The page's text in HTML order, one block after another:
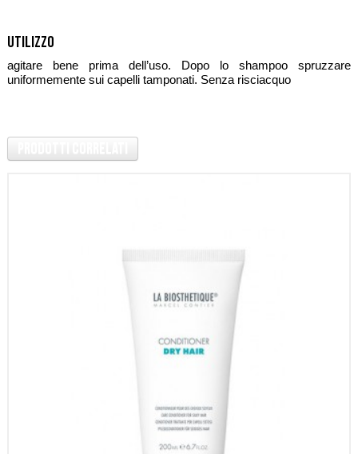
Utilizzo
agitare bene prima dell’uso. Dopo lo shampoo spruzzare
uniformemente sui capelli tamponati. Senza risciacquo